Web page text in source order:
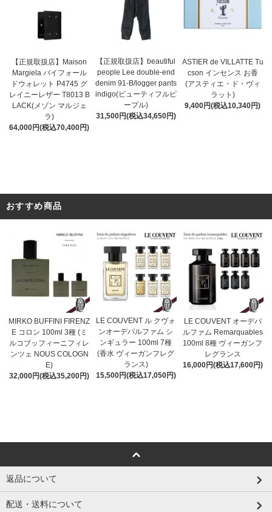
【正規取扱店】Maison
Margiela バイフォール
ドウォレット P4745 グ
レイニーレザー T8013 B
LACK(メゾン マルジェ
ラ)
64,000円(税込70,400円)
【正規取扱店】beautiful
people Lee double-end
denim 91-B/logger pants
indigo(ビューティフルピ
ープル)
31,500円(税込34,650円)
ASTIER de VILLATTE Tu
cson インセンス お香
(アスティエ・ド・ヴィ
ラット)
9,400円(税込10,340円)
おすすめ商品
MIRKO BUFFINI FIRENZ
E コロン 100ml 3種 (ミ
ルコブッフィーニフィレ
ンツェ NOUS COLOGN
E)
32,000円(税込35,200円)
LE COUVENT ル クヴォ
ンオーデパルファム シ
ンギュラー 100ml 7種
(香水 ヴィーガンフレグ
ランス)
15,500円(税込17,050円)
LE COUVENT オーデパ
ルファム Remarquables
100ml 8種 ヴィーガンフ
レグランス
16,000円(税込17,600円)
返品について
配送・送料について